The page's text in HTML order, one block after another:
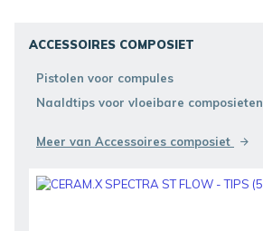
ACCESSOIRES COMPOSIET
Pistolen voor compules
Naaldtips voor vloeibare composieten
Meer van Accessoires composiet